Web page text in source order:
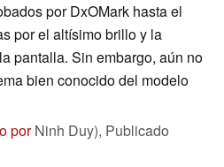
por DxOMark hasta el
por el altísimo brillo y la
pantalla. Sin embargo, aún no
bien conocido del modelo
porNinh Duy), Publicado